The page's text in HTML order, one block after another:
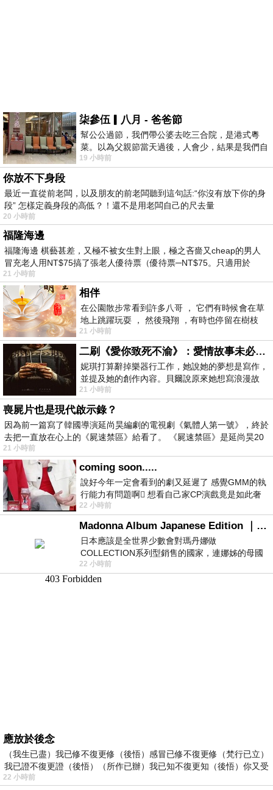
柒參伍▎八月 - 爸爸節
幫公公過節，我們帶公婆去吃三合院，是港式粵
菜。以為父親節當天過後，人會少，結果是我們自
己想多了。人陸續地進，滿滿都是人，個人
19 小時前
你放不下身段
最近一直從前老闆，以及朋友的前老闆聽到這句話:“你沒有放下你的身
段” 怎樣定義身段的高低？！還不是用老闆自己的尺去量
20 小時前
福隆海邊
福隆海邊 棋藝甚差，又極不被女生對上眼，極之吝嗇又cheap的男人
冒充老人用NT$75搞了張老人優待票（優待票─NT$75。只適用於
21 小時前
相伴
在公園散步常看到許多八哥 ， 它們有時候會在草
地上跳躍玩耍 ， 然後飛翔 ，有時也停留在樹枝
上，它們身軀是咖啡色的，鳥喙是黃色
21 小時前
二刷《愛你致死不渝》：愛情故事未必是浪漫故事
妮琪打算辭掉樂器行工作，她說她的夢想是寫作，
並提及她的創作內容。貝爾說原來她想寫浪漫故
事，妮琪回應：「不是浪漫故事，是愛情
21 小時前
喪屍片也是現代啟示錄？
因為前一篇寫了韓國導演延尚昊編劇的電視劇《氣體人第一號》，終於
去把一直放在心上的《屍速禁區》給看了。 《屍速禁區》是延尚昊20
21 小時前
coming soon.....
說好今年一定會看到的劇又延遲了 感覺GMM的執
行能力有問題啊🫩 想看自己家CP演戲竟是如此奢
侈的事 GMM你說看看啊😑 先把劇放
22 小時前
Madonna Album Japanese Edition ｜瑪丹娜專輯們2026年日本版重發系列
日本應該是全世界少數會對瑪丹娜做
COLLECTION系列型銷售的國家，連娜姊的母國
美國都沒對她這樣過，這全拜在他們到現在唱片
22 小時前
應放於後念
（我生已盡）我已修不復更修（後悟）感冒已修不復更修（梵行已立）
我已證不復更證（後悟）（所作已辦）我已知不復更知（後悟）你又受
22 小時前